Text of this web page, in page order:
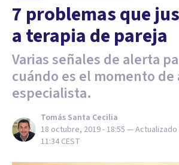
7 problemas que
a terapia de pareja
Varias señales de alerta
cuándo es el momento de
especialista.
Tomás Santa Cecilia
18 octubre, 2019 - 18:55 — Actualizado
11:34 CEST